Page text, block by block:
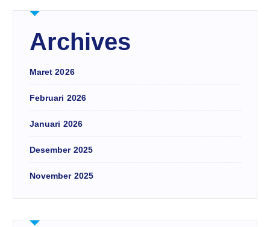
Archives
Maret 2026
Februari 2026
Januari 2026
Desember 2025
November 2025